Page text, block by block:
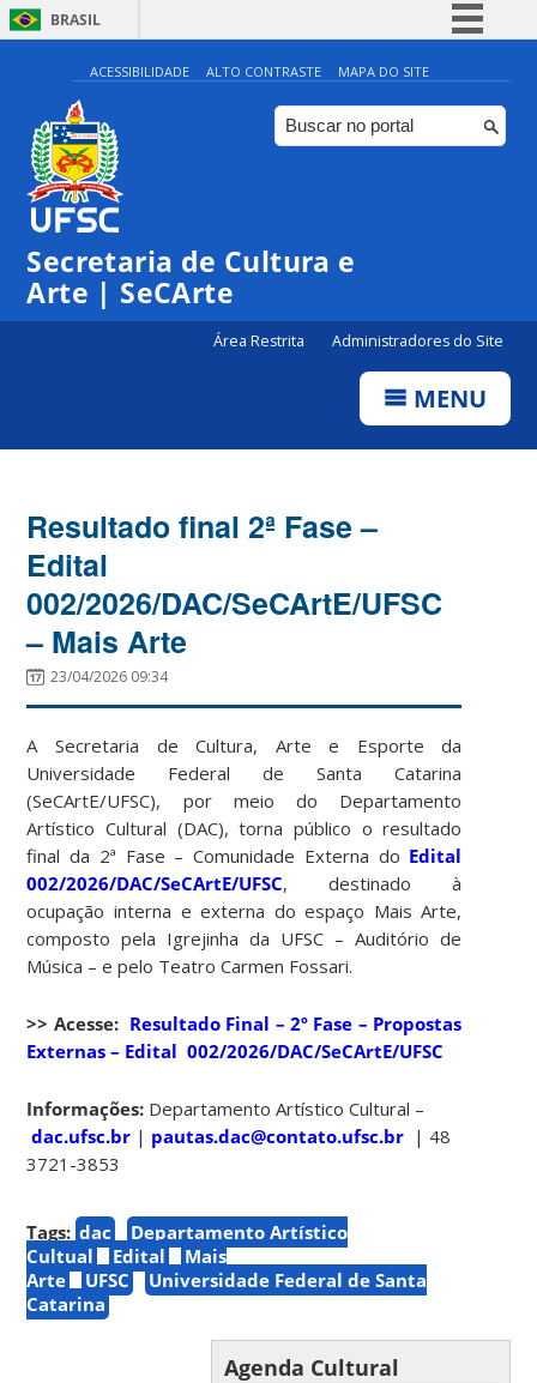
BRASIL
Simplifique!
Comunica BR
Participe
ACESSIBILIDADE ALTO CONTRASTE MAPA DO SITE
Secretaria de Cultura e
Arte | SeCArte
Área Restrita Administradores do Site
MENU
Resultado final 2ª Fase –
Edital
002/2026/DAC/SeCArtE/UFSC
– Mais Arte
23/04/2026 09:34
A Secretaria de Cultura, Arte e Esporte da
Universidade Federal de Santa Catarina
(SeCArtE/UFSC), por meio do Departamento
Artístico Cultural (DAC), torna público o resultado
final da 2ª Fase – Comunidade Externa do Edital
002/2026/DAC/SeCArtE/UFSC, destinado à
ocupação interna e externa do espaço Mais Arte,
composto pela Igrejinha da UFSC – Auditório de
Música – e pelo Teatro Carmen Fossari.
>> Acesse: Resultado Final – 2º Fase – Propostas
Externas – Edital 002/2026/DAC/SeCArtE/UFSC
Informações: Departamento Artístico Cultural –
dac.ufsc.br | pautas.dac@contato.ufsc.br | 48
3721-3853
Tags: dac
Departamento Artístico
Cultual
Edital
Mais
Arte
UFSC
Universidade Federal de Santa
Catarina
Agenda Cultural